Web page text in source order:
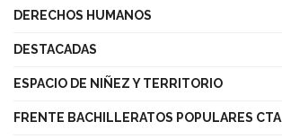
DERECHOS HUMANOS
DESTACADAS
ESPACIO DE NIÑEZ Y TERRITORIO
FRENTE BACHILLERATOS POPULARES CTA